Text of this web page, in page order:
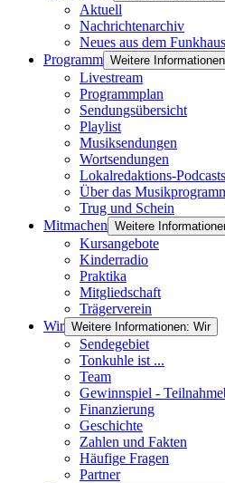
Aktuell
Nachrichtenarchiv
Neues aus dem Funkhaus
Programm Weitere
Livestream
Programmplan
Sendungsübersicht
Playlist
Musiksendungen
Wortsendungen
Lokalredaktions-Podcasts
Über das
Trug und Schein
Mitmachen Weitere
Kursangebote
Kinderradio
Praktika
Mitgliedschaft
Trägerverein
Wir Weitere Informationen: Wir
Sendegebiet
Tonkuhle ist ...
Team
Gewinnspiel -
Finanzierung
Geschichte
Zahlen und Fakten
Häufige Fragen
Partner